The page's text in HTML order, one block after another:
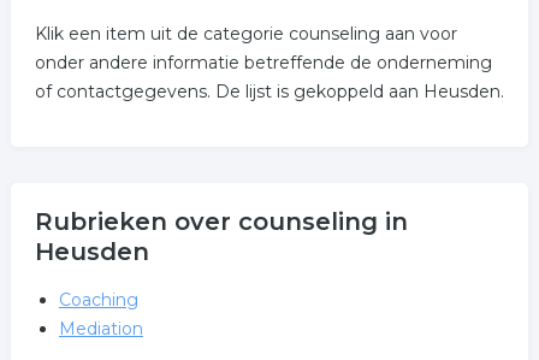
Klik een item uit de categorie counseling aan voor
onder andere informatie betreffende de onderneming
of contactgegevens. De lijst is gekoppeld aan Heusden.
Rubrieken over counseling in
Heusden
Coaching
Mediation